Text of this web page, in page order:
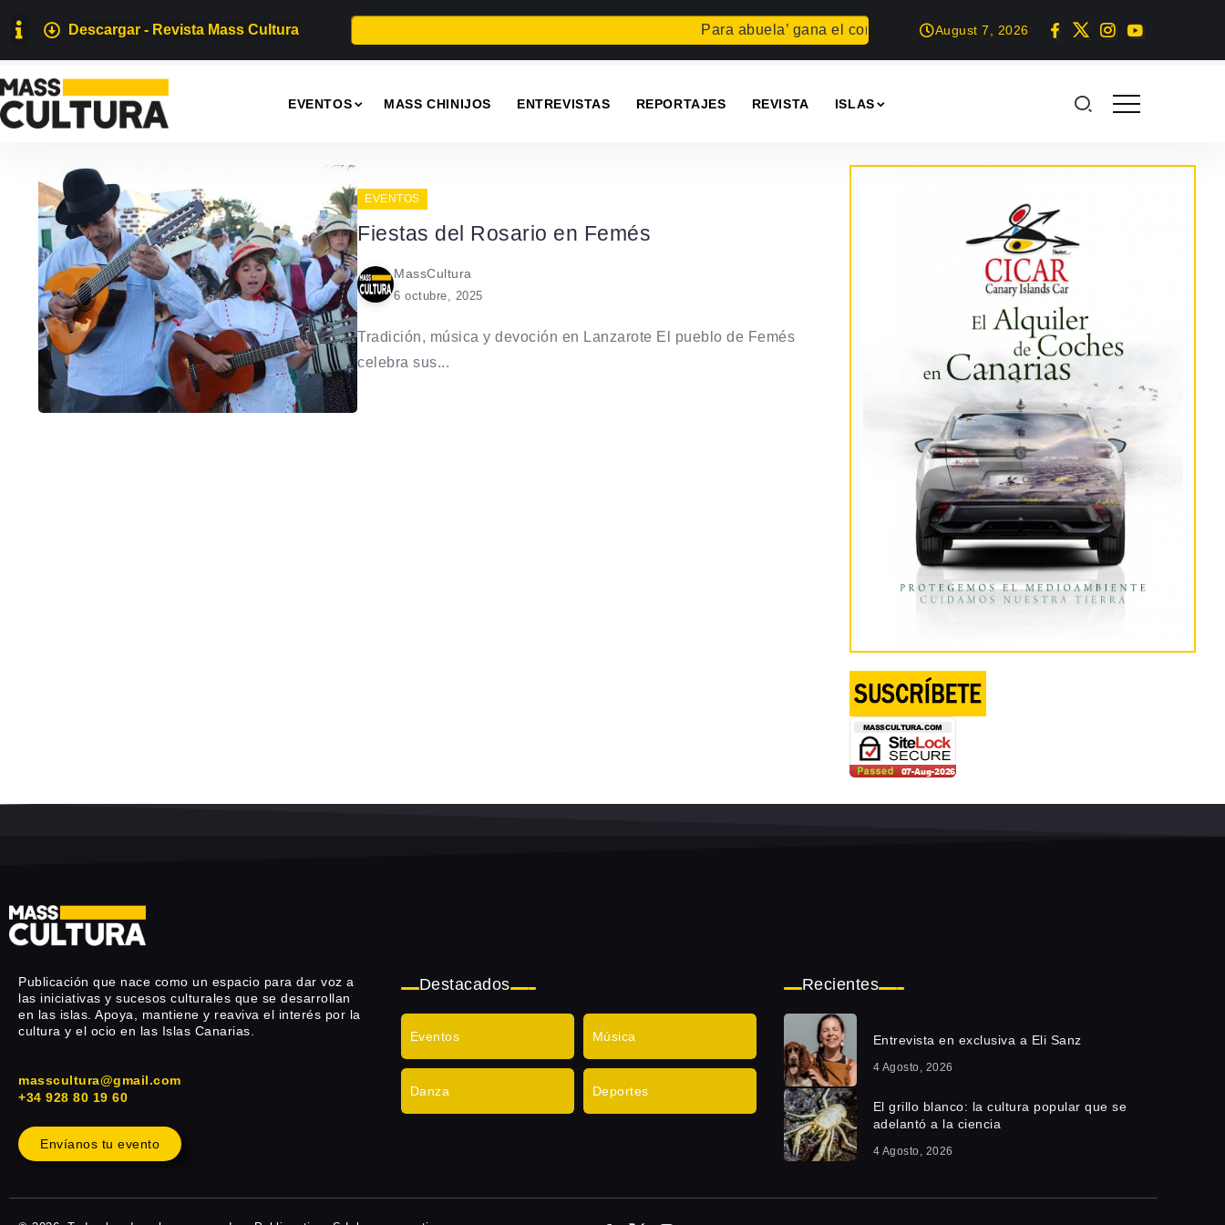
Descargar - Revista Mass Cultura Para abuela’ gana el concurso Carta para una fiesta Summer Geek en Arrecife
August 7, 2026
EVENTOS MASS CHINIJOS ENTREVISTAS REPORTAJES REVISTA ISLAS
EVENTOS
Fiestas del Rosario en Femés
MassCultura
6 octubre, 2025
Tradición, música y devoción en Lanzarote El pueblo de Femés
celebra sus...
Publicación que nace como un espacio para dar voz a
las iniciativas y sucesos culturales que se desarrollan
en las islas. Apoya, mantiene y reaviva el interés por la
cultura y el ocio en las Islas Canarias.
masscultura@gmail.com
+34 928 80 19 60
Envíanos tu evento
Destacados
Eventos Música
Danza Deportes
Recientes
Entrevista en exclusiva a Eli Sanz
4 Agosto, 2026
El grillo blanco: la cultura popular que se
adelantó a la ciencia
4 Agosto, 2026